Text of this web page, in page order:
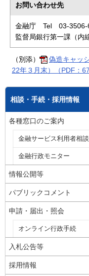
お問い合わせ先
金融庁 Tel 03-3506-
監督局銀行第一課（内
（別添）
偽造キャッ
22年３月末）（PDF：
相談・手続・採用情報
各種窓口のご案内
金融サービス利用者相
金融行政モニター
情報公開等
パブリックコメント
申請・届出・照会
オンライン行政手続
入札公告等
採用情報